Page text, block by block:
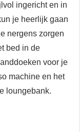
ingericht en in
je heerlijk gaan
nergens zorgen
bed in de
voor je
machine en het
loungebank.